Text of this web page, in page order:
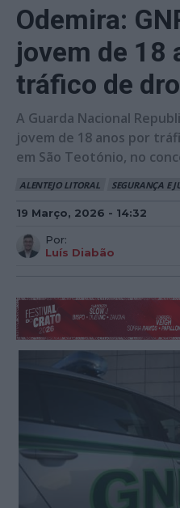
Odemira:
jovem de 18
tráfico de
A Guarda Nacional
jovem de 18 anos por
em São Teotónio, no
ALENTEJO LITORAL SEGURANÇA E
19 Março, 2026 - 14:32
Por:
Luís Diabão